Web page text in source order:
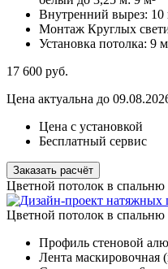
Внутренний вырез: 10
Монтаж Круглых
Установка потолка: 9
17 600 руб.
Цена актуальна до
Цена с установкой
Бесплатный сервис
Заказать расчёт
Цветной потолок в
Цветной потолок в
Профиль стеновой
Лента маскировочная